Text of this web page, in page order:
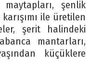
şenlik
ile üretilen
şerit halindeki
mantarları,
küçüklere